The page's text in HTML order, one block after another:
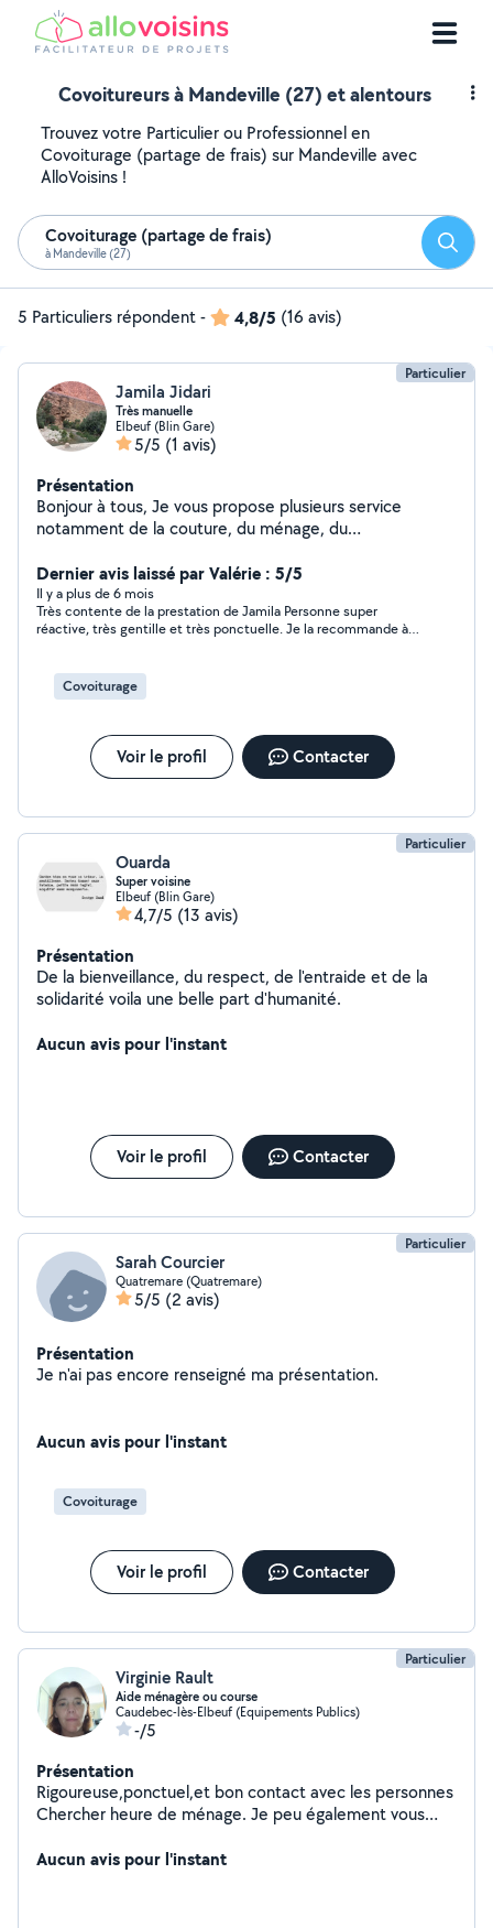
Covoitureurs à Mandeville (27) et alentours
Trouvez votre Particulier ou Professionnel en
Covoiturage (partage de frais) sur Mandeville avec
AlloVoisins !
Covoiturage (partage de frais)
à Mandeville (27)
5 Particuliers répondent- 4,8/5 (16 avis)
Particulier
Jamila Jidari
Très manuelle
Elbeuf (Blin Gare)
5/5 (1 avis)
Présentation
Bonjour à tous, Je vous propose plusieurs service
notamment de la couture, du ménage, du
Dernier avis laissé par Valérie : 5/5
Il y a plus de 6 mois
Très contente de la prestation de Jamila Personne super
réactive, très gentille et très ponctuelle. Je la recommande à
Covoiturage
Voir le profil Contacter
Particulier
Ouarda
Super voisine
Elbeuf (Blin Gare)
4,7/5 (13 avis)
Présentation
De la bienveillance, du respect, de l'entraide et de la
solidarité voila une belle part d'humanité.
Aucun avis pour l'instant
Voir le profil Contacter
Particulier
Sarah Courcier
Quatremare (Quatremare)
5/5 (2 avis)
Présentation
Je n'ai pas encore renseigné ma présentation.
Aucun avis pour l'instant
Covoiturage
Voir le profil Contacter
Particulier
Virginie Rault
Aide ménagère ou course
Caudebec-lès-Elbeuf (Equipements Publics)
-/5
Présentation
Rigoureuse,ponctuel,et bon contact avec les personnes
Chercher heure de ménage. Je peu également vous
faire des jeux de société avec vous .
Aucun avis pour l'instant